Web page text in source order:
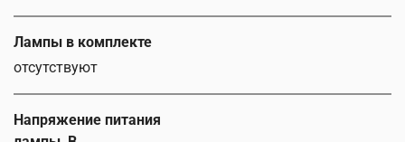
Лампы в комплекте
отсутствуют
Напряжение питания